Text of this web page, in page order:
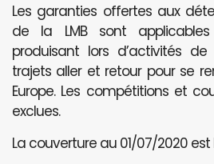
Les garanties offertes aux
de la LMB sont
produisant lors d’activités
trajets aller et retour pour se
Europe. Les compétitions et
exclues.
La couverture au 01/07/2020